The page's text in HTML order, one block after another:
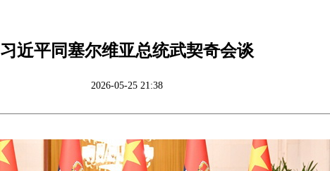
习近平同塞尔维亚总统武契奇会谈
2026-05-25 21:38